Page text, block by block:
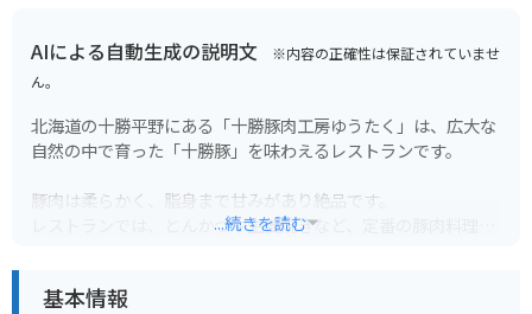
AIによる自動生成の説明文 ※内容の正確性は保証されていませ
ん。
北海道の十勝平野にある「十勝豚肉工房ゆうたく」は、広大な
自然の中で育った「十勝豚」を味わえるレストランです。
豚肉は柔らかく、脂身まで甘みがあり絶品です。
レストランでは、とんかつや生姜焼きなど、定番の豚肉料理が
定食」は一番人気です。
...続きを読む
基本情報